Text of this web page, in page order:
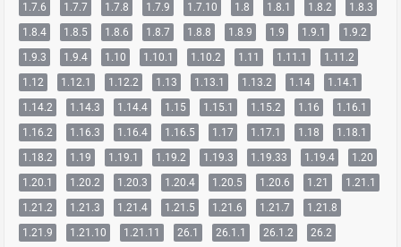
1.7.6
1.7.7 1.7.8 1.7.9 1.7.10 1.8 1.8.1 1.8.2
1.8.3
1.8.4
1.8.5 1.8.6 1.8.7 1.8.8 1.8.9 1.9 1.9.1
1.9.2
1.9.3
1.9.4 1.10 1.10.1 1.10.2 1.11 1.11.1
1.11.2
1.12
1.12.1 1.12.2 1.13 1.13.1 1.13.2 1.14
1.14.1
1.14.2
1.14.3 1.14.4 1.15 1.15.1 1.15.2 1.16
1.16.1
1.16.2
1.16.3 1.16.4 1.16.5 1.17 1.17.1 1.18
1.18.1
1.18.2
1.19 1.19.1 1.19.2 1.19.3 1.19.33 1.19.4
1.20
1.20.1
1.20.2 1.20.3 1.20.4 1.20.5 1.20.6 1.21
1.21.1
1.21.2
1.21.3 1.21.4 1.21.5 1.21.6 1.21.7
1.21.8
1.21.9
1.21.10 1.21.11 26.1 26.1.1 26.1.2 26.2